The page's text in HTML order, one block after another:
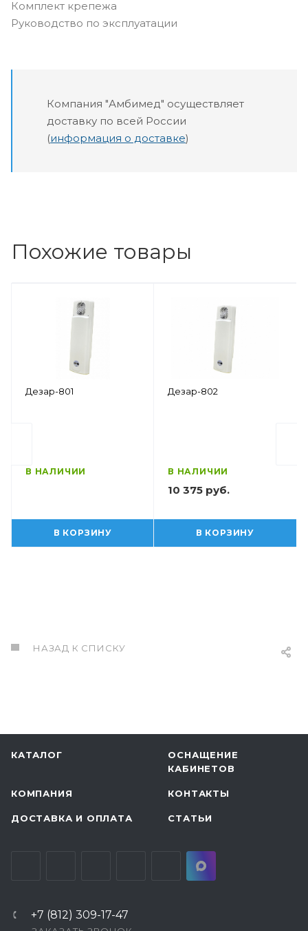
Комплект крепежа
Руководство по эксплуатации
Компания "Амбимед" осуществляет
доставку по всей России
(информация о доставке)
Похожие товары
Дезар-801
В НАЛИЧИИ
В КОРЗИНУ
Дезар-802
В НАЛИЧИИ
10 375 руб.
В КОРЗИНУ
НАЗАД К СПИСКУ
КАТАЛОГ
ОСНАЩЕНИЕ
КАБИНЕТОВ
КОМПАНИЯ КОНТАКТЫ
ДОСТАВКА И ОПЛАТА СТАТЬИ
+7 (812) 309-17-47